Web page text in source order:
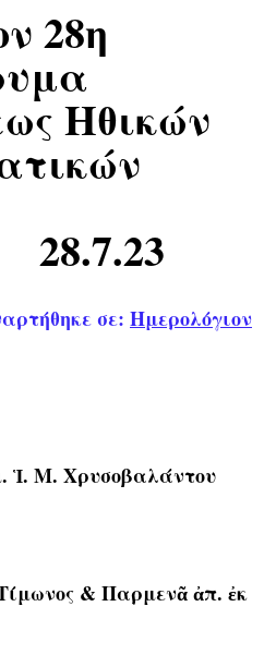
28η
Ηθικών
σε: Ημερολόγιον
Ἱ. Μ. Χρυσοβαλάντου
& Παρμενᾶ ἀπ. ἐκ